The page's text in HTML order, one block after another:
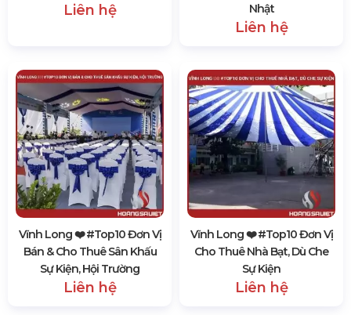
Liên hệ
Nhật
Liên hệ
Vĩnh Long ❤️️ #top10 Đơn Vị
Bán & Cho Thuê Sân Khấu
Sự Kiện, Hội Trường
Liên hệ
Vĩnh Long ❤️️ #top10 Đơn Vị
Cho Thuê Nhà Bạt, Dù Che
Sự Kiện
Liên hệ